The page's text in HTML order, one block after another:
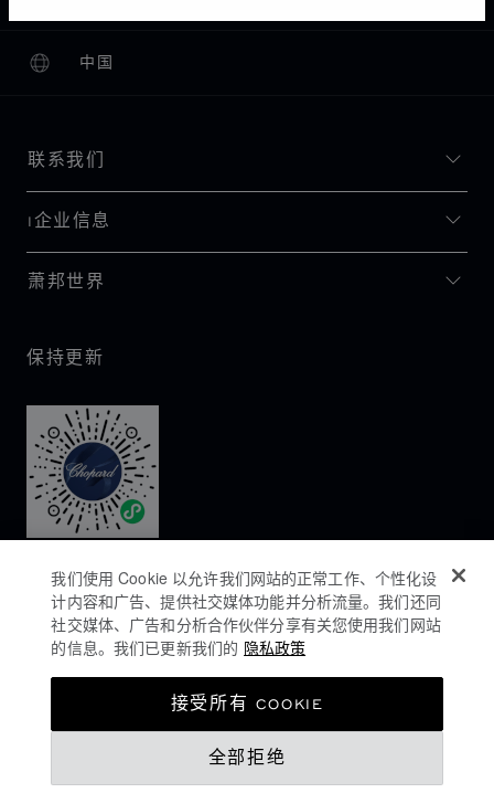
中国
本地化（更改国家/地区）
更改国家/地区
联系我们
I企业信息
萧邦世界
保持更新
COOKIES政策
我们使用 Cookie 以允许我们网站的正常工作、个性化设
计内容和广告、提供社交媒体功能并分析流量。我们还同
社交媒体、广告和分析合作伙伴分享有关您使用我们网站
的信息。我们已更新我们的 隐私政策
全部拒绝
接受所有 COOKIE